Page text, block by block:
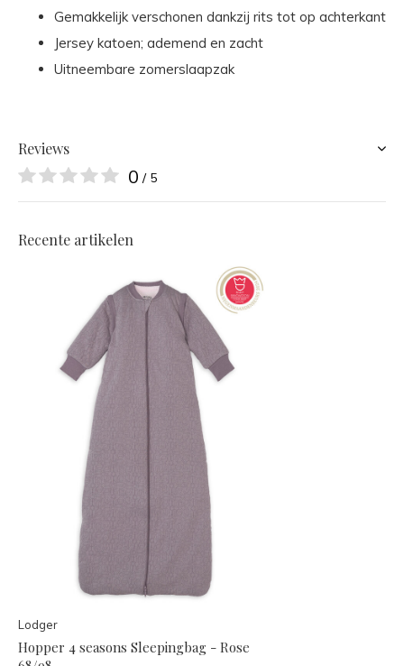
Gemakkelijk verschonen dankzij rits tot op achterkant
Jersey katoen; ademend en zacht
Uitneembare zomerslaapzak
Reviews
0 / 5
Recente artikelen
Lodger
Hopper 4 seasons Sleepingbag - Rose